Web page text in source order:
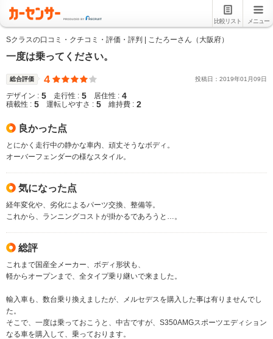
比較リスト メニュー
Sクラスの口コミ・クチコミ・評価・評判 | こたろーさん（大阪府）
一度は乗ってください。
総合評価 4 投稿日： 2019年01 月09日
デザイン : 5 走行性 : 5 居住性 : 4
積載性 : 5 運転しやすさ : 5 維持費 : 2
良かった点
とにかく走行中の静かな車内、頑丈そうなボディ。
オーバーフェンダーの様なスタイル。
気になった点
経年変化や、劣化によるパーツ交換、整備等。
これから、ランニングコストが掛かるであろうと…。
総評
これまで国産全メーカー、ボディ形状も、
軽からオープンまで、全タイプ乗り継いで来ました。
輸入車も、数台乗り換えましたが、メルセデスを購入した事は有りませんでし
た。
そこで、一度は乗っておこうと、中古ですが、S350AMGスポーツエディション
なる車を購入して、乗っております。